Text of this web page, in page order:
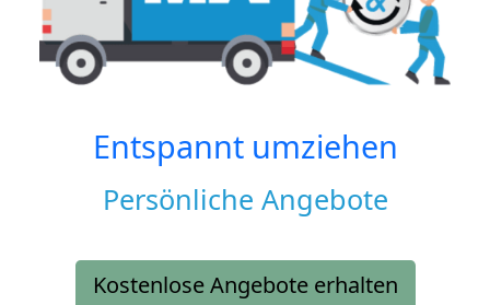
Entspannt umziehen
Persönliche Angebote
Kostenlose Angebote erhalten